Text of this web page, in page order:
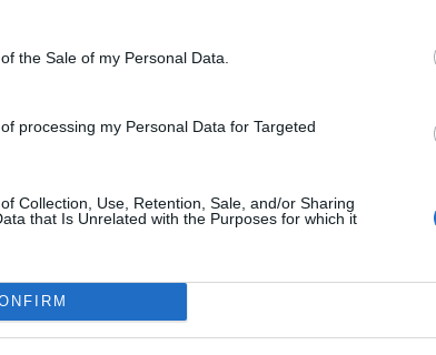
the Sale of my Personal Data.
processing my Personal Data for Targeted
Collection, Use, Retention, Sale, and/or Sharing
that Is Unrelated with the Purposes for which it